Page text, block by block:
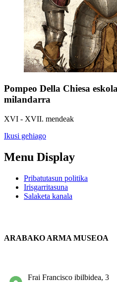
Pompeo Della Chiesa
milandarra
XVI - XVII. mendeak
Ikusi gehiago
Menu Display
Pribatutasun politika
Irisgarritasuna
Salaketa kanala
ARABAKO ARMA MUSEOA
Frai Francisco ibilbidea, 3